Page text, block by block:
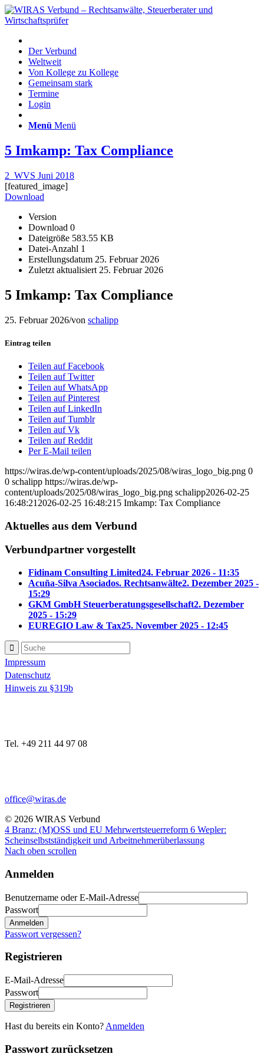
Der Verbund
Weltweit
Von Kollege zu Kollege
Gemeinsam stark
Termine
Login
Menü Menü
5 Imkamp: Tax Compliance
2_WVS Juni 2018
[featured_image]
Download
Version
Download 0
Dateigröße 583.55 KB
Datei-Anzahl 1
Erstellungsdatum 25. Februar 2026
Zuletzt aktualisiert 25. Februar 2026
5 Imkamp: Tax Compliance
25. Februar 2026/von schalipp
Eintrag teilen
Teilen auf Facebook
Teilen auf Twitter
Teilen auf WhatsApp
Teilen auf Pinterest
Teilen auf LinkedIn
Teilen auf Tumblr
Teilen auf Vk
Teilen auf Reddit
Per E-Mail teilen
https://wiras.de/wp-content/uploads/2025/08/wiras_logo_big.png 0
0 schalipp https://wiras.de/wp-
content/uploads/2025/08/wiras_logo_big.png schalipp2026-02-25
16:48:21 2026-02-25 16:48:21 5 Imkamp: Tax Compliance
Aktuelles aus dem Verbund
Verbundpartner vorgestellt
Fidinam Consulting Limited24. Februar 2026 - 11:35
Acuña-Silva Asociados. Rechtsanwälte2. Dezember 2025 -
15:29
GKM GmbH Steuerberatungsgesellschaft2. Dezember
2025 - 15:29
EUREGIO Law & Tax25. November 2025 - 12:45
Impressum
Datenschutz
Hinweis zu §319b
Tel. +49 211 44 97 08
office@wiras.de
© 2026 WIRAS Verbund
4 Branz: (M)OSS und EU Mehrwertsteuerreform 6 Wepler:
Scheinselbstständigkeit und Arbeitnehmerüberlassung
Nach oben scrollen
Anmelden
Benutzername oder E-Mail-Adresse
Passwort
Anmelden
Passwort vergessen?
Registrieren
E-Mail-Adresse
Passwort
Registrieren
Hast du bereits ein Konto? Anmelden
Passwort zurücksetzen